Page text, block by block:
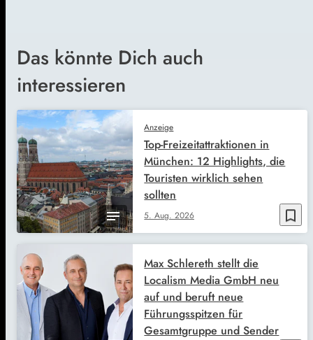
Das könnte Dich auch
interessieren
bookmark_border
Anzeige
5. Aug. 2026
Top-Freizeitattraktionen in
München: 12 Highlights, die
Touristen wirklich sehen
sollten
Max Schlereth stellt die
Localism Media GmbH neu
auf und beruft neue
Führungsspitzen für
Gesamtgruppe und Sender